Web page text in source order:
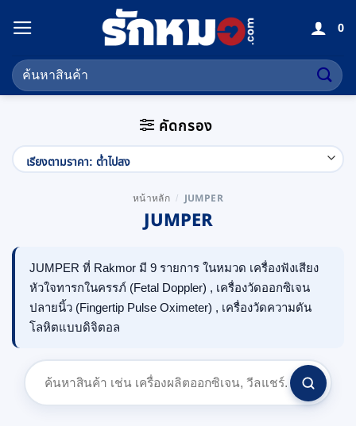
ไป
เนื้อหา
0
ค้นหา:
คัดกรอง
หน้าหลัก / JUMPER
JUMPER
JUMPER ที่ Rakmor มี 9 รายการ ในหมวด เครื่องฟังเสียง
หัวใจทารกในครรภ์ (Fetal Doppler) , เครื่องวัดออกซิเจน
ปลายนิ้ว (Fingertip Pulse Oximeter) , เครื่องวัดความดัน
โลหิตแบบดิจิตอล